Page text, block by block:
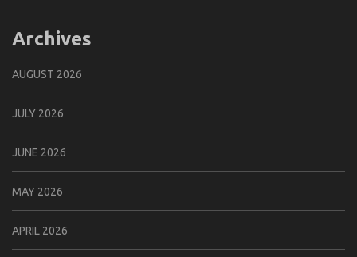
Archives
AUGUST 2026
JULY 2026
JUNE 2026
MAY 2026
APRIL 2026